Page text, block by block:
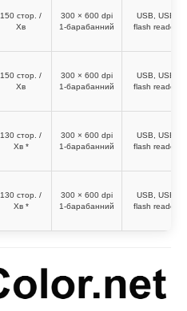
150 стор. /
Хв
300 × 600 dpi
1-барабанний
USB, USB
flash reader
150 стор. /
Хв
300 × 600 dpi
1-барабанний
USB, USB
flash reader
130 стор. /
Хв *
300 × 600 dpi
1-барабанний
USB, USB
flash reader
130 стор. /
Хв *
300 × 600 dpi
1-барабанний
USB, USB
flash reader